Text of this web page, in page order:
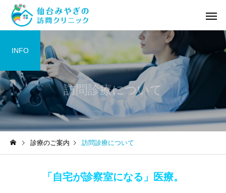
訪問診療について
INFO
診療のご案内 訪問診療について
「自宅が診察室になる」医療。